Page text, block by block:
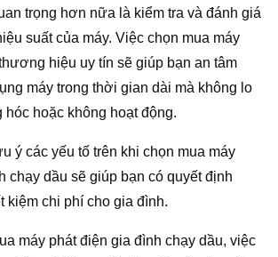
trọng hơn nữa là kiểm tra và đánh giá
suất của máy. Việc chọn mua máy
hiệu uy tín sẽ giúp bạn an tâm
máy trong thời gian dài mà không lo
hóc hoặc không hoạt động.
ý các yếu tố trên khi chọn mua máy
chạy dầu sẽ giúp bạn có quyết định
kiệm chi phí cho gia đình.
máy phát điện gia đình chạy dầu, việc